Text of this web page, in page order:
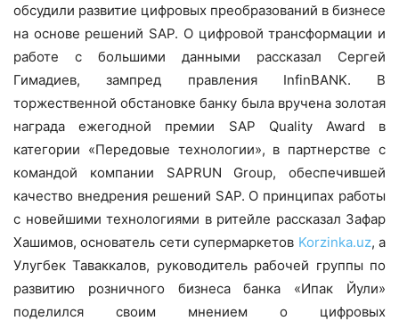
обсудили развитие цифровых преобразований в бизнесе
на основе решений SAP. О цифровой трансформации и
работе с большими данными рассказал Сергей
Гимадиев, зампред правления InfinBANK. В
торжественной обстановке банку была вручена золотая
награда ежегодной премии SAP Quality Award в
категории «Передовые технологии», в партнерстве с
командой компании SAPRUN Group, обеспечившей
качество внедрения решений SAP. О принципах работы
с новейшими технологиями в ритейле рассказал Зафар
Хашимов, основатель сети супермаркетов Korzinka.uz, а
Улугбек Таваккалов, руководитель рабочей группы по
развитию розничного бизнеса банка «Ипак Йули»
поделился своим мнением о цифровых